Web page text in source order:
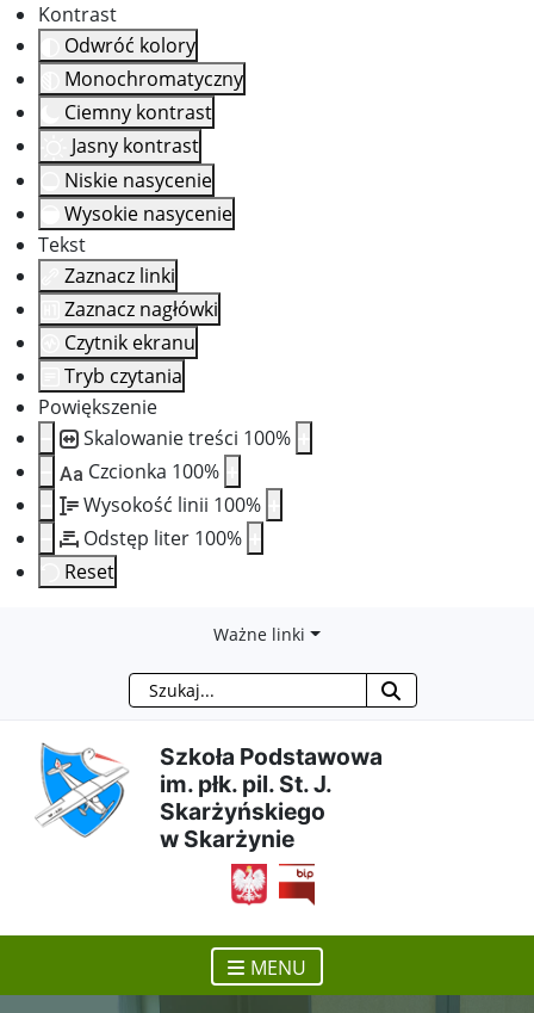
Kontrast
Odwróć kolory
Monochromatyczny
Ciemny kontrast
Jasny kontrast
Niskie nasycenie
Wysokie nasycenie
Tekst
Zaznacz linki
Zaznacz nagłówki
Czytnik ekranu
Tryb czytania
Powiększenie
Skalowanie treści 100%
Aa Czcionka 100%
Wysokość linii 100%
Odstęp liter 100%
Reset
treści
głównej
menu
nawigacyjnego
wyszukiwarki
mapy
strony
Ważne linki
Szukaj
Szkoła Podstawowa
im. płk. pil. St. J.
Skarżyńskiego
w Skarżynie
otwiera się w nowym
MENU